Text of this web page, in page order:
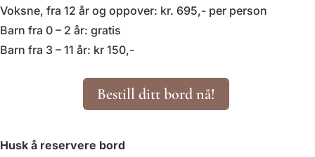
Voksne, fra 12 år og oppover: kr. 695,- per person
Barn fra 0 – 2 år: gratis
Barn fra 3 – 11 år: kr 150,-
Bestill ditt bord nå!
Husk å reservere bord